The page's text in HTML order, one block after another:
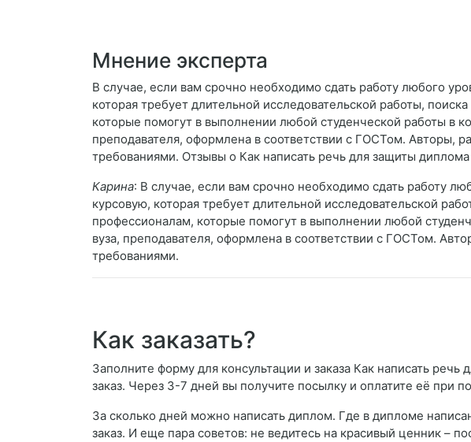
Мнение эксперта
В случае, если вам срочно необходимо сдать работу любого
которая требует длительной исследовательской работы,
которые помогут в выполнении любой студенческой работы в
преподавателя, оформлена в соответствии с ГОСТом. Авторы,
требованиями. Отзывы о Как написать речь для защиты
Карина: В случае, если вам срочно необходимо сдать работу
курсовую, которая требует длительной исследовательской
профессионалам, которые помогут в выполнении любой
вуза, преподавателя, оформлена в соответствии с ГОСТом.
требованиями.
Как заказать?
Заполните форму для консультации и заказа Как написать
заказ. Через 3-7 дней вы получите посылку и оплатите её при
За сколько дней можно написать диплом. Где в дипломе
заказ. И еще пара советов: не ведитесь на красивый ценник –